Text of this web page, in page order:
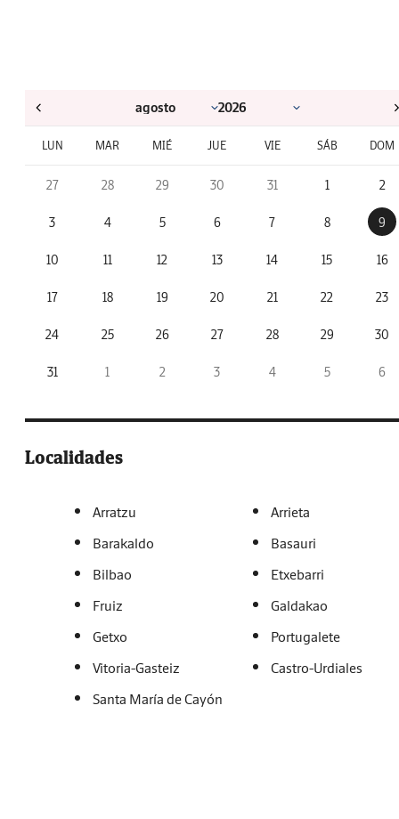
LUN MAR MIÉ JUE VIE SÁB DOM
27 28 29 30 31 1 2
3 4 5 6 7 8 9
10 11 12 13 14 15 16
17 18 19 20 21 22 23
24 25 26 27 28 29 30
31 1 2 3 4 5 6
Localidades
Arratzu
Arrieta
Barakaldo
Basauri
Bilbao
Etxebarri
Fruiz
Galdakao
Getxo
Portugalete
Vitoria-Gasteiz
Castro-Urdiales
Santa María de Cayón